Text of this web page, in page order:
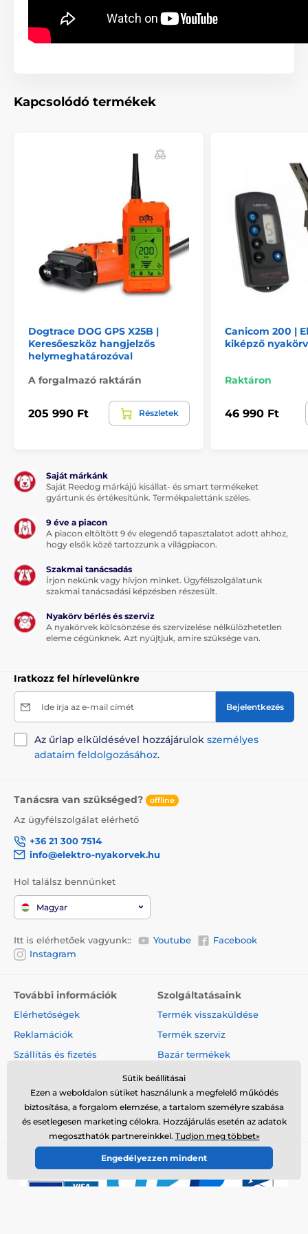
Mágneses kapcsoló a gyors indításhoz
2 hosszúságú elektróda a csomagban
2x AAA elem
Tesztlámpa
Csipesz az adókészülék övre akasztásához
Műanyag aktatáska
Használati utasítás
A műszaki specifikációk előzetes értesítés nélkül
változhatnak. A képek csak illusztrációk.
Kiképző nyakörvek 1501 - 2000 méter
Elektromos
Hangjelzéses Vízbe meríthető
Kistestű kutyáknak
Közepes testű kutyáknak 2 kutya részére
Kapcsolódó termékek
Dogtrace DOG GPS X25B |
Keresőeszköz hangjelzős
helymeghatározóval
A forgalmazó raktárán
205 990 Ft Részletek
Canicom 200 |
kiképző nyakörv
Raktáron
46 990 Ft
Saját márkánk
Saját Reedog márkájú kisállat- és smart termékeket
gyártunk és értékesítünk. Termékpalettánk széles.
9 éve a piacon
A piacon eltöltött 9 év elegendő tapasztalatot adott ahhoz,
hogy elsők közé tartozzunk a világpiacon.
Szakmai tanácsadás
Írjon nekünk vagy hívjon minket. Ügyfélszolgálatunk
szakmai tanácsadási képzésben részesült.
Nyakörv bérlés és szerviz
A nyakörvek kölcsönzése és szervizelése nélkülözhetetlen
eleme cégünknek. Azt nyújtjuk, amire szüksége van.
Iratkozz fel hírlevelünkre
Ide írja az e-mail címét Bejelentkezés
Az űrlap elküldésével hozzájárulok személyes
adataim feldolgozásához.
Tanácsra van szükséged? offline
Az ügyfélszolgálat elérhető
+36 21 300 7514
info@elektro-nyakorvek.hu
Hol találsz bennünket
Magyar
Itt is elérhetőek vagyunk:: Youtube
Facebook
Instagram
További információk
Elérhetőségek
Reklamációk
Szállítás és fizetés
Szerződési feltételek
Szolgáltatásaink
Termék visszaküldése
Termék szerviz
Bazár termékek
Nagykereskedelem
Cikkek és hírek
Vélemények és értékelések
Sütik beállításai
Ezen a weboldalon sütiket használunk a megfelelő működés
biztosítása, a forgalom elemzése, a tartalom személyre szabása
és esetlegesen marketing célokra. Hozzájárulás esetén az adatok
megoszthatók partnereinkkel. Tudjon meg többet»
Engedélyezzen mindent